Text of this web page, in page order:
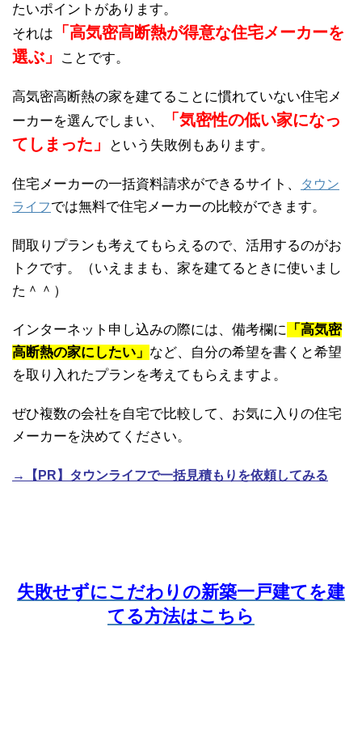
たいポイントがあります。
それは
「高気密高断熱が得意な住宅メーカーを
選ぶ」
ことです。
高気密高断熱の家を建てることに慣れていない住宅メ
ーカーを選んでしまい、
「気密性の低い家になっ
てしまった」
という失敗例もあります。
住宅メーカーの一括資料請求ができるサイト、
タウン
ライフでは無料で住宅メーカーの比較ができます。
間取りプランも考えてもらえるので、活用するのがお
トクです。（いえままも、家を建てるときに使いまし
た＾＾）
インターネット申し込みの際には、備考欄に
「高気密
高断熱の家にしたい」 など、自分の希望を書くと希望
を取り入れたプランを考えてもらえますよ。
ぜひ複数の会社を自宅で比較して、お気に入りの住宅
メーカーを決めてください。
→【PR】タウンライフで一括見積もりを依頼してみる
失敗せずにこだわりの新築一戸建てを建
てる方法はこちら